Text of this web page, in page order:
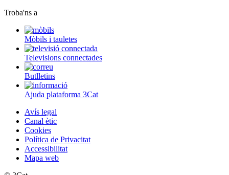
Troba'ns a
Mòbils i tauletes
Televisions connectades
Butlletins
Ajuda plataforma 3Cat
Avís legal
Canal ètic
Cookies
Política de Privacitat
Accessibilitat
Mapa web